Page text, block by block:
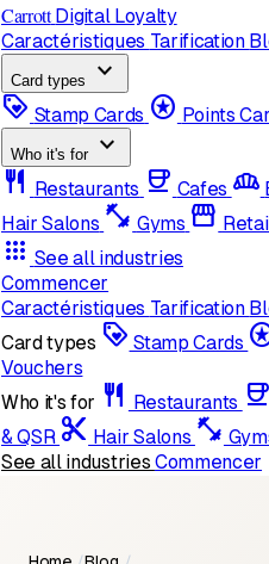
Carrott Digital Loyalty
Caractéristiques Tarification
Card types
expand_more
loyalty Stamp Cards stars Points
Who it's for expand_more
restaurant Restaurants coffee Cafes bakery_dining
Hair Salons fitness_center Gyms storefront
apps See all industries
Commencer
Caractéristiques Tarification
Card types loyalty Stamp Cards
Vouchers
Who it's for restaurant Restaurants coffee
& QSR content_cut Hair Salons fitness_center
See all industries Commencer